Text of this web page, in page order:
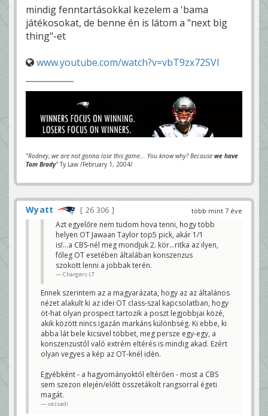
mindig fenntartásokkal kezelem a 'bama
játékosokat, de benne én is látom a "next big
thing"-et
www.youtube.com/watch?v=vbT9zx72SVI
"Rodney, we are not gonna lose this game... You know why? Because we have
Tom Brady"Ty Law /February 1, 2004/
több mint 7 éve
Wyatt
26 306
Azt egyelőre nem tudom hova tenni, hogy több
helyen OT Jawaan Taylor top5 pick, akár 1/1
is!...a CBS-nél meg mondjuk 2. kör...ritka az ilyen,
főleg OT esetében általában konszenzus
szokott lenni a jobbak terén.
Chargers LT
Ennek szerintem az a magyarázata, hogy az az általános
nézet alakult ki az idei OT class-szal kapcsolatban, hogy
öt-hat olyan prospect tartozik a poszt legjobbjai közé,
akik között nincs igazán markáns különbség. Ki ebbe, ki
abba lát bele kicsivel többet, meg persze egy-egy, a
konszenzustól való extrém eltérés is mindig akad. Ezért
olyan vegyes a kép az OT-knél idén.
Egyébként - a hagyományoktól eltérően - most a CBS
sem szezon elején/előtt összetákolt rangsorral égeti
magát.
vassadi